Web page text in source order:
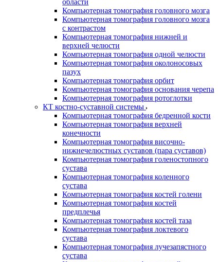
области
Компьютерная томография головного мозга
Компьютерная томография головного мозга
с контрастом
Компьютерная томография нижней и
верхней челюсти
Компьютерная томография одной челюсти
Компьютерная томография околоносовых
пазух
Компьютерная томография орбит
Компьютерная томография основания черепа
Компьютерная томография ротоглотки
КТ костно-суставной системы
Компьютерная томография бедренной кости
Компьютерная томография верхней
конечности
Компьютерная томография височно-
нижнечелюстных суставов (пара суставов)
Компьютерная томография голеностопного
сустава
Компьютерная томография коленного
сустава
Компьютерная томография костей голени
Компьютерная томография костей
предплечья
Компьютерная томография костей таза
Компьютерная томография локтевого
сустава
Компьютерная томография лучезапястного
сустава